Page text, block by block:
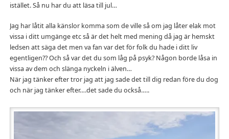
istället. Så nu har du att läsa till jul…
Jag har låtit alla känslor komma som de ville så om jag låter elak mot
vissa i ditt umgänge etc så är det helt med mening då jag är hemskt
ledsen att säga det men va fan var det för folk du hade i ditt liv
egentligen?? Och så var det du som låg på psyk? Någon borde låsa in
vissa av dem och slänga nyckeln i älven…
När jag tänker efter tror jag att jag sade det till dig redan före du dog
och när jag tänker efter….det sade du också…..